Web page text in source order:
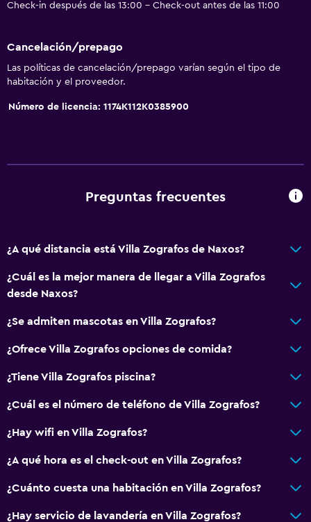
Check-in después de las 13:00 - Check-out antes de las 11:00
Cancelación/prepago
Las políticas de cancelación/prepago varían según el tipo de
habitación y el proveedor.
Número de licencia: 1174K112K0385900
Preguntas frecuentes
¿A qué distancia está Villa Zografos de Naxos?
¿Cuál es la mejor manera de llegar a Villa Zografos
desde Naxos?
¿Se admiten mascotas en Villa Zografos?
¿Ofrece Villa Zografos opciones de comida?
¿Tiene Villa Zografos piscina?
¿Cuál es el número de teléfono de Villa Zografos?
¿Hay wifi en Villa Zografos?
¿A qué hora es el check-out en Villa Zografos?
¿Cuánto cuesta una habitación en Villa Zografos?
¿Hay servicio de lavandería en Villa Zografos?